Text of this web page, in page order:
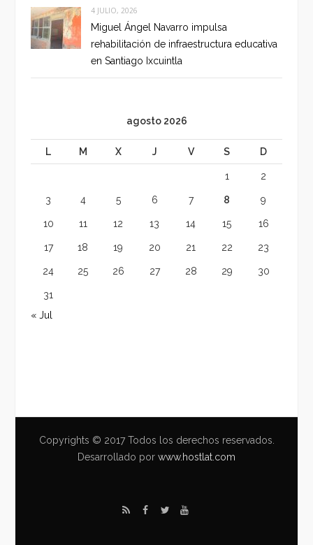
4 JULIO, 2026
Miguel Ángel Navarro impulsa
rehabilitación de infraestructura educativa
en Santiago Ixcuintla
agosto 2026
L M X J V S D
1 2
3 4 5 6 7 8 9
10 11 12 13 14 15 16
17 18 19 20 21 22 23
24 25 26 27 28 29 30
31
« Jul
Copyrights © 2017 Todos los derechos reservados.
Desarrollado por www.hostlat.com
R
F
T
Y